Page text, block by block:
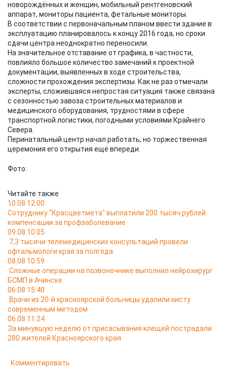
новорождённых и женщин, мобильный рентгеновский
аппарат, мониторы пациента, фетальные мониторы.
В соответствии с первоначальным планом ввести здание в
эксплуатацию планировалось к концу 2016 года, но сроки
сдачи центра неоднократно переносили.
На значительное отставание от графика, в частности,
повлияло большое количество замечаний к проектной
документации, выявленных в ходе строительства,
сложности прохождения экспертизы. Как не раз отмечали
эксперты, сложившаяся непростая ситуация также связана
с сезонностью завоза строительных материалов и
медицинского оборудования, трудностями в сфере
транспортной логистики, погодными условиями Крайнего
Севера.
Перинатальный центр начал работать, но торжественная
церемония его открытия ещё впереди.
Фото:
Читайте также
10.08 12:00
Сотруднику "Красцветмета" выплатили 200 тысяч рублей
компенсации за профзаболевание
09.08 10:05
7,3 тысячи телемедицинских консультаций провели
офтальмологи края за полгода
08.08 10:59
Сложные операции на позвоночнике выполнил нейрохирург
БСМП в Ачинске
06.08 15:40
Врачи из 20-й красноярской больницы удалили кисту
современным методом
06.08 11:24
За минувшую неделю от присасывания клещей пострадали
280 жителей Красноярского края
Комментировать